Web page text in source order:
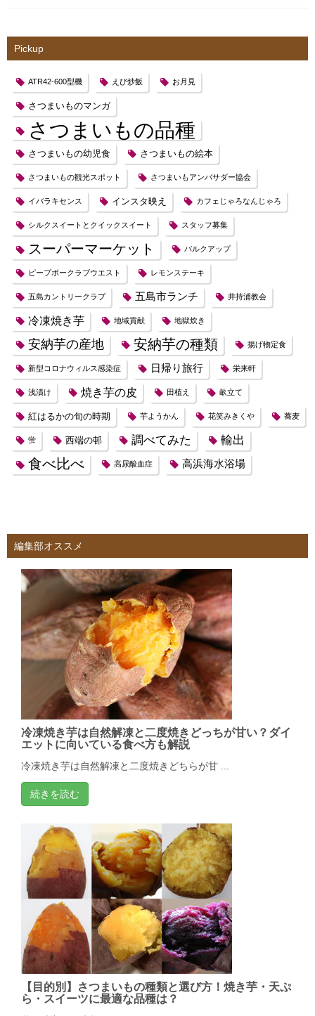
Pickup
ATR42-600型機 えび炒飯 お月見
さつまいものマンガ
さつまいもの品種
さつまいもの幼児食 さつまいもの絵本
さつまいもの観光スポット さつまいもアンバサダー協会
イバラキセンス インスタ映え カフェじゃろなんじゃろ
シルクスイートとクイックスイート スタッフ募集
スーパーマーケット バルクアップ
ピープボークラブウエスト レモンステーキ
五島カントリークラブ 五島市ランチ 井持浦教会
冷凍焼き芋 地域貢献 地獄炊き
安納芋の産地 安納芋の種類 揚げ物定食
新型コロナウィルス感染症 日帰り旅行 栄来軒
浅漬け 焼き芋の皮 田植え 畝立て
紅はるかの旬の時期 芋ようかん 花笑みきくや 蕎麦
蛍 西端の邨 調べてみた 輸出
食べ比べ 高尿酸血症 高浜海水浴場
編集部オススメ
冷凍焼き芋は自然解凍と二度焼きどっちが甘い？ダイ
エットに向いている食べ方も解説
冷凍焼き芋は自然解凍と二度焼きどちらが甘 ...
続きを読む
【目的別】さつまいもの種類と選び方！焼き芋・天ぷ
ら・スイーツに最適な品種は？